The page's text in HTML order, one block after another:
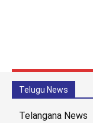
Telugu News
Telangana News